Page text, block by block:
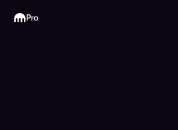
Kraken
Pro